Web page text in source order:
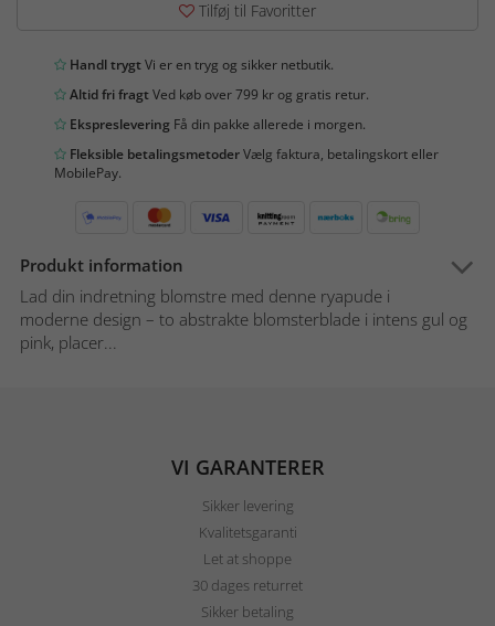
Tilføj til Favoritter
Handl trygtVi er en tryg og sikker netbutik.
Altid fri fragtVed køb over 799 kr og gratis retur.
Ekspreslevering Få din pakke allerede i morgen.
Fleksible betalingsmetoderVælg faktura, betalingskort eller
MobilePay.
Produkt information
Lad din indretning blomstre med denne ryapude i
moderne design – to abstrakte blomsterblade i intens gul og
pink, placer...
VI GARANTERER
Sikker levering
Kvalitetsgaranti
Let at shoppe
30 dages returret
Sikker betaling